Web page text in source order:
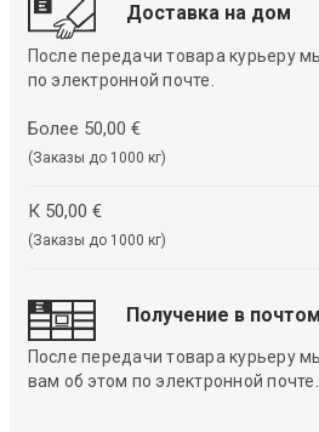
Доставка на дом
После передачи товара курьеру
по электронной почте.
Более 50,00 €
(Заказы до 1000 кг)
К 50,00 €
(Заказы до 1000 кг)
Получение в
После передачи товара курьеру
вам об этом по электронной почте.